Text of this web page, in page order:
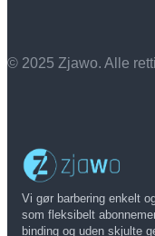
© 2025 Zjawo. Alle
Vi gør barbering enkelt
som fleksibelt
binding og uden skjulte